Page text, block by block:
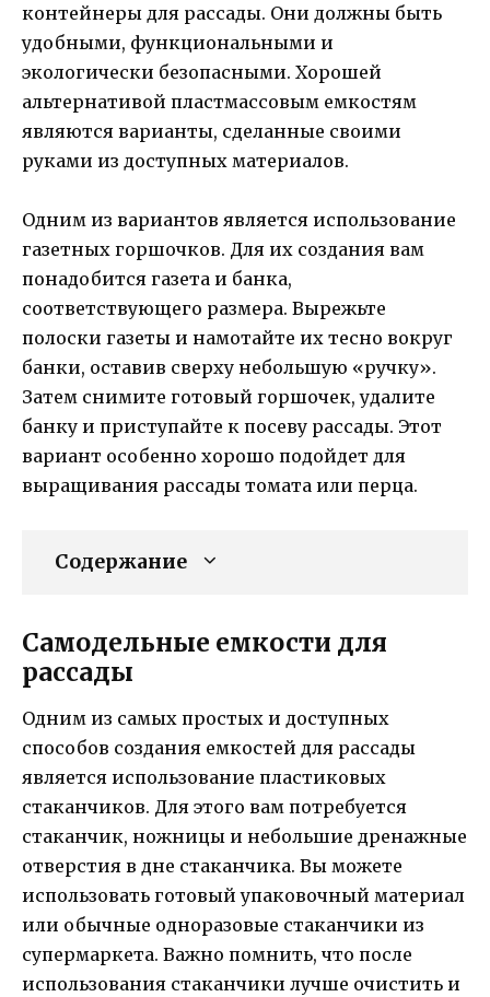
контейнеры для рассады. Они должны быть
удобными, функциональными и
экологически безопасными. Хорошей
альтернативой пластмассовым емкостям
являются варианты, сделанные своими
руками из доступных материалов.
Одним из вариантов является использование
газетных горшочков. Для их создания вам
понадобится газета и банка,
соответствующего размера. Вырежьте
полоски газеты и намотайте их тесно вокруг
банки, оставив сверху небольшую «ручку».
Затем снимите готовый горшочек, удалите
банку и приступайте к посеву рассады. Этот
вариант особенно хорошо подойдет для
выращивания рассады томата или перца.
Содержание
Самодельные емкости для
рассады
Одним из самых простых и доступных
способов создания емкостей для рассады
является использование пластиковых
стаканчиков. Для этого вам потребуется
стаканчик, ножницы и небольшие дренажные
отверстия в дне стаканчика. Вы можете
использовать готовый упаковочный материал
или обычные одноразовые стаканчики из
супермаркета. Важно помнить, что после
использования стаканчики лучше очистить и